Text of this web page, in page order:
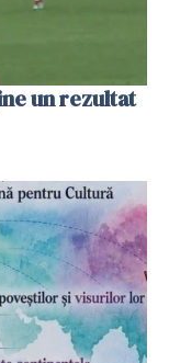
un rezultat